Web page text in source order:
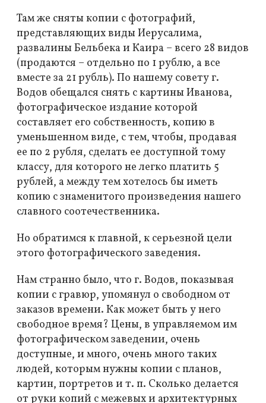
Там же сняты копии с фотографий,
представляющих виды Иерусалима,
развалины Бельбека и Каира – всего 28 видов
(продаются – отдельно по 1 рублю, а все
вместе за 21 рубль). По нашему совету г.
Водов обещался снять с картины Иванова,
фотографическое издание которой
составляет его собственность, копию в
уменьшенном виде, с тем, чтобы, продавая
ее по 2 рубля, сделать ее доступной тому
классу, для которого не легко платить 5
рублей, а между тем хотелось бы иметь
копию с знаменитого произведения нашего
славного соотечественника.
Но обратимся к главной, к серьезной цели
этого фотографического заведения.
Нам странно было, что г. Водов, показывая
копии с гравюр, упомянул о свободном от
заказов времени. Как может быть у него
свободное время? Цены, в управляемом им
фотографическом заведении, очень
доступные, и много, очень много таких
людей, которым нужны копии с планов,
картин, портретов и т. п. Сколько делается
от руки копий с межевых и архитектурных